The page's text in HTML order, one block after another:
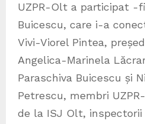
UZPR-Olt a participat -
Buicescu, care i-a
Vivi-Viorel Pintea,
Angelica-Marinela
Paraschiva Buicescu și
Petrescu, membri
de la ISJ Olt, inspectorii